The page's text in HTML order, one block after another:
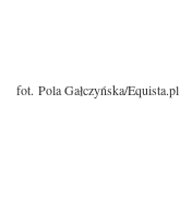
fot. Pola Gałczyńska/Equista.pl